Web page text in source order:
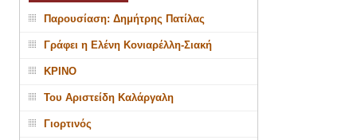
Παρουσίαση: Δημήτρης Πατίλας
Γράφει η Ελένη Κονιαρέλλη-Σιακή
ΚΡΙΝΟ
Του Αριστείδη Καλάργαλη
Γιορτινός